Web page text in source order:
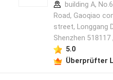
building A,
Road, Gaoqiao
street, Longgang
Shenzhen 518117
5.0
Überprüfter